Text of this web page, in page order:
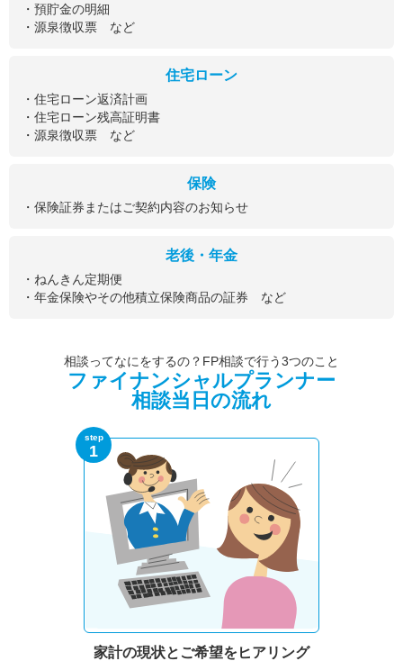
・預貯金の明細
・源泉徴収票 など
住宅ローン
・住宅ローン返済計画
・住宅ローン残高証明書
・源泉徴収票 など
保険
・保険証券またはご契約内容のお知らせ
老後・年金
・ねんきん定期便
・年金保険やその他積立保険商品の証券 など
相談ってなにをするの？FP相談で行う3つのこと
ファイナンシャルプランナー
相談当日の流れ
step
1
家計の現状と ご希望をヒアリング